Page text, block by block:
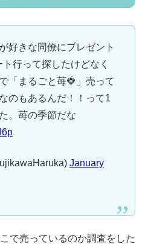
好きな同僚にプレゼント
行って探したけどなく
「まるごと苺🍓」売って
のもあるんだ！！って1
。苺の季節だな
January
で売っているのか調査をした